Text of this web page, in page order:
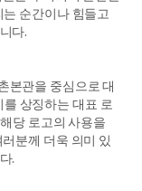
순간이나 힘들고
다.
본관을 중심으로 대
상징하는 대표 로
당 로고의 사용을
분께 더욱 의미 있
.